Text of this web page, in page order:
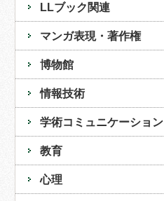
LLブック関連
マンガ表現・著作権
博物館
情報技術
学術コミュニケーション
教育
心理